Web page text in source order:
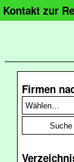
Kontakt zur
Firmen